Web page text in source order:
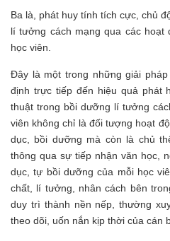
Ba là, phát huy tính tích cực, chủ
lí tưởng cách mạng qua các hoạt
học viên.
Đây là một trong những giải
định trực tiếp đến hiệu quả phát
thuật trong bồi dưỡng lí tưởng
viên không chỉ là đối tượng hoạt
dục, bồi dưỡng mà còn là chủ
thông qua sự tiếp nhận văn học,
dục, tự bồi dưỡng của mỗi học
chất, lí tưởng, nhân cách bên
duy trì thành nền nếp, thường
theo dõi, uốn nắn kịp thời của cán